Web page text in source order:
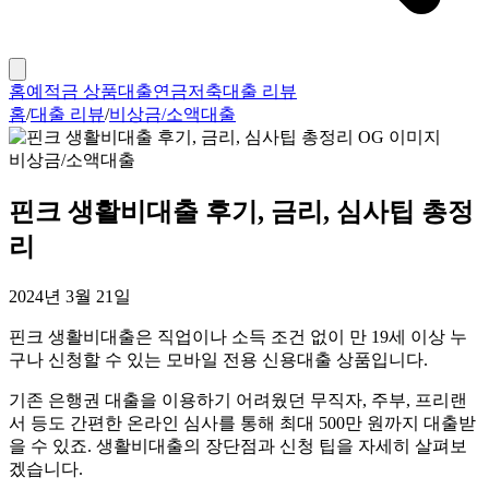
홈예적금 상품대출연금저축대출 리뷰
홈/대출 리뷰/비상금/소액대출
비상금/소액대출
핀크 생활비대출 후기, 금리, 심사팁 총정
리
2024년 3월 21일
핀크 생활비대출은 직업이나 소득 조건 없이 만 19세 이상 누
구나 신청할 수 있는 모바일 전용 신용대출 상품입니다.
기존 은행권 대출을 이용하기 어려웠던 무직자, 주부, 프리랜
서 등도 간편한 온라인 심사를 통해 최대 500만 원까지 대출받
을 수 있죠. 생활비대출의 장단점과 신청 팁을 자세히 살펴보
겠습니다.